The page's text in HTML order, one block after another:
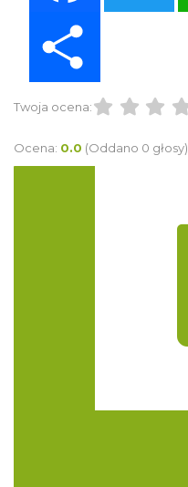
Twoja ocena:
Ocena: 0.0 (Oddano 0 głosy)